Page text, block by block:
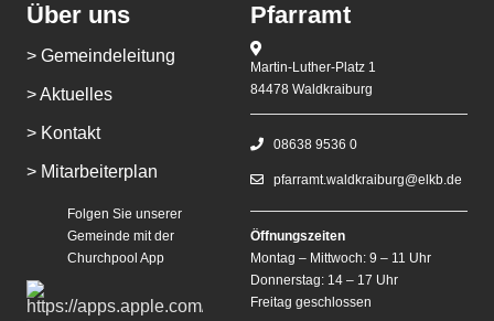
Über uns
> Gemeindeleitung
> Aktuelles
> Kontakt
> Mitarbeiterplan
Folgen Sie unserer
Gemeinde mit der
Churchpool App
Pfarramt
Martin-Luther-Platz 1
84478 Waldkraiburg
08638 9536 0
pfarramt.waldkraiburg@elkb.de
Öffnungszeiten
Montag – Mittwoch: 9 – 11 Uhr
Donnerstag: 14 – 17 Uhr
Freitag geschlossen